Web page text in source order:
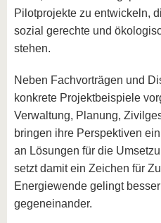
Pilotprojekte zu entwickeln,
sozial gerechte und
stehen.
Neben Fachvorträgen und
konkrete Projektbeispiele
Verwaltung, Planung,
bringen ihre Perspektiven
an Lösungen für die
setzt damit ein Zeichen für
Energiewende gelingt
gegeneinander.